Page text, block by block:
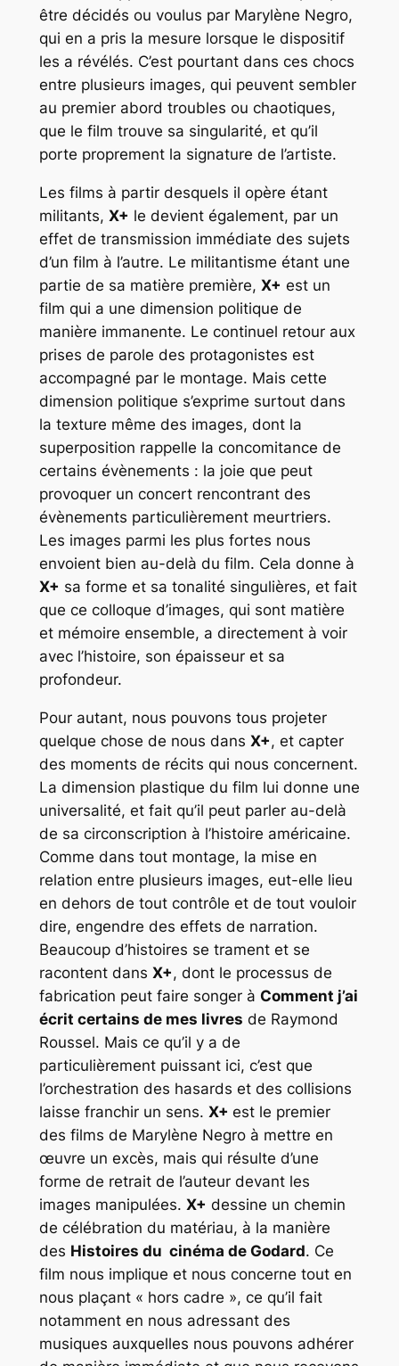
être décidés ou voulus par Marylène Negro,
qui en a pris la mesure lorsque le dispositif
les a révélés. C’est pourtant dans ces chocs
entre plusieurs images, qui peuvent sembler
au premier abord troubles ou chaotiques,
que le film trouve sa singularité, et qu’il
porte proprement la signature de l’artiste.
Les films à partir desquels il opère étant
militants, X+ le devient également, par un
effet de transmission immédiate des sujets
d’un film à l’autre. Le militantisme étant une
partie de sa matière première, X+ est un
film qui a une dimension politique de
manière immanente. Le continuel retour aux
prises de parole des protagonistes est
accompagné par le montage. Mais cette
dimension politique s’exprime surtout dans
la texture même des images, dont la
superposition rappelle la concomitance de
certains évènements : la joie que peut
provoquer un concert rencontrant des
évènements particulièrement meurtriers.
Les images parmi les plus fortes nous
envoient bien au-delà du film. Cela donne à
X+ sa forme et sa tonalité singulières, et fait
que ce colloque d’images, qui sont matière
et mémoire ensemble, a directement à voir
avec l’histoire, son épaisseur et sa
profondeur.
Pour autant, nous pouvons tous projeter
quelque chose de nous dans X+, et capter
des moments de récits qui nous concernent.
La dimension plastique du film lui donne une
universalité, et fait qu’il peut parler au-delà
de sa circonscription à l’histoire américaine.
Comme dans tout montage, la mise en
relation entre plusieurs images, eut-elle lieu
en dehors de tout contrôle et de tout vouloir
dire, engendre des effets de narration.
Beaucoup d’histoires se trament et se
racontent dans X+, dont le processus de
fabrication peut faire songer à Comment j’ai
écrit certains de mes livres de Raymond
Roussel. Mais ce qu’il y a de
particulièrement puissant ici, c’est que
l’orchestration des hasards et des collisions
laisse franchir un sens. X+ est le premier
des films de Marylène Negro à mettre en
œuvre un excès, mais qui résulte d’une
forme de retrait de l’auteur devant les
images manipulées. X+ dessine un chemin
de célébration du matériau, à la manière
des Histoires du cinéma de Godard. Ce
film nous implique et nous concerne tout en
nous plaçant « hors cadre », ce qu’il fait
notamment en nous adressant des
musiques auxquelles nous pouvons adhérer